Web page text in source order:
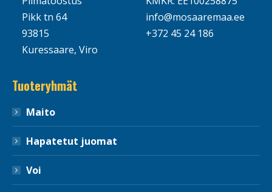
Pikk tn 64
93815
Kuressaare, Viro
info@mosaaremaa.ee
+372 45 24 186
Tuoteryhmät
Maito
Hapatetut juomat
Voi